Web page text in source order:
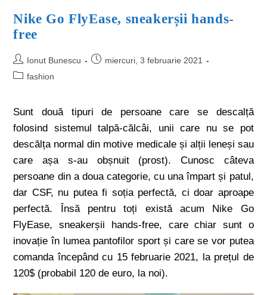
Nike Go FlyEase, sneakerșii hands-
free
Ionut Bunescu
miercuri, 3 februarie 2021
fashion
Sunt două tipuri de persoane care se descalță
folosind sistemul talpă-călcâi, unii care nu se pot
descălța normal din motive medicale și alții leneși sau
care așa s-au obșnuit (prost). Cunosc câteva
persoane din a doua categorie, cu una împart și patul,
dar CSF, nu putea fi soția perfectă, ci doar aproape
perfectă. Însă pentru toți există acum Nike Go
FlyEase, sneakerșii hands-free, care chiar sunt o
inovație în lumea pantofilor sport și care se vor putea
comanda începând cu 15 februarie 2021, la prețul de
120$ (probabil 120 de euro, la noi).